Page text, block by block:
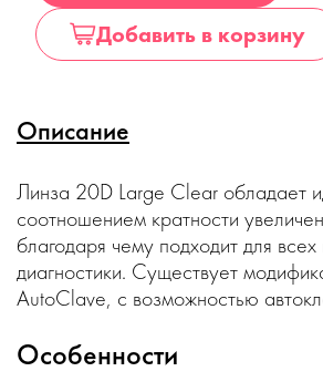
Добавить в корзину
Описание
Линза 20D Large Clear обладает
соотношением кратности
благодаря чему подходит для всех
диагностики. Существует
AutoClave, с возможностью
Особенности